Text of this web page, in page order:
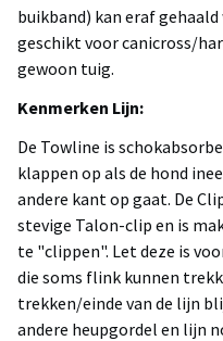
buikband) kan eraf
geschikt voor canicross/
gewoon tuig.
Kenmerken Lijn:
De Towline is
klappen op als de hond
andere kant op gaat. De
stevige Talon-clip en is
te "clippen". Let deze is
die soms flink kunnen
trekken/einde van de lijn
andere heupgordel en lijn